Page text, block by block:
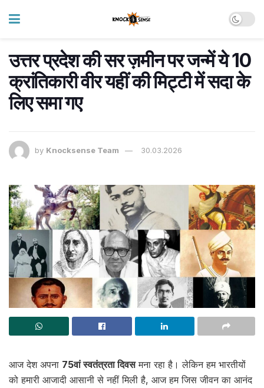
उत्तर प्रदेश की सर ज़मीन पर जन्में ये 10
क्रांतिकारी वीर यहीं की मिट्टी में सदा के
लिए समा गए
by Knocksense Team 30.03.2026
आज देश अपना 75वां स्वतंत्रता दिवसमना रहा है। लेकिन हम भारतीयों
को हमारी आजादी आसानी से नहीं मिली है, आज हम जिस जीवन का आनंद